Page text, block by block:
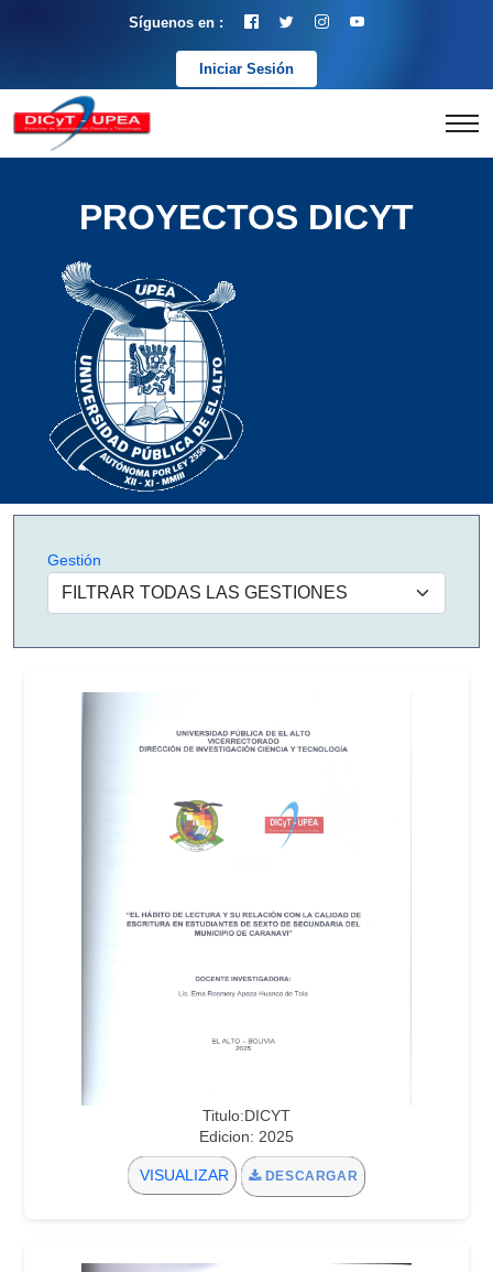
Síguenos en :
Iniciar Sesión
PROYECTOS DICYT
Gestión
Titulo:DICYT
Edicion: 2025
VISUALIZAR DESCARGAR